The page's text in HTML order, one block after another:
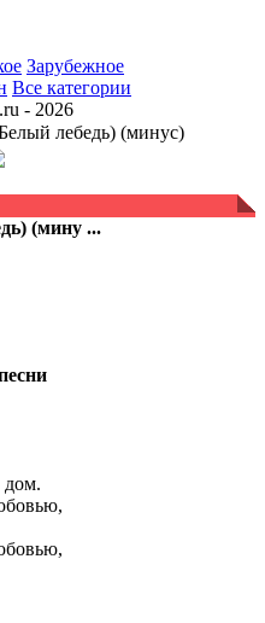
Зарубежное
Все категории
- 2026
лебедь) (минус)
(мину ...
дом.